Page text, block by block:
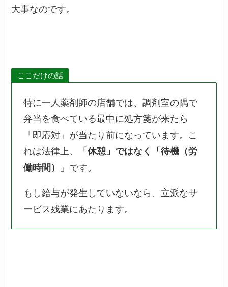
大事なのです。
ここだけの話
特に一人薬剤師の店舗では、調剤室の隅で
弁当を食べている最中に処方箋が来たら
「即応対」が当たり前になっています。こ
れは法律上、
「休憩」ではなく「待機（労
働時間）」 です。
もし給与が発生していないなら、立派なサ
ービス残業にあたります。